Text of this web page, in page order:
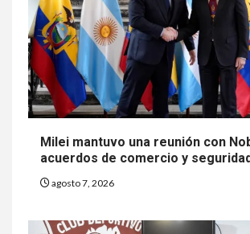
Milei mantuvo una reunión con
acuerdos de comercio y seguridad
agosto 7, 2026